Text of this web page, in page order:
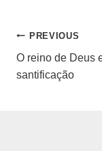
de
PREVIOUS
O reino de Deus
santificação